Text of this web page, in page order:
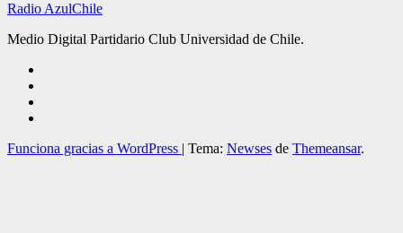
Radio AzulChile
Medio Digital Partidario Club Universidad de Chile.
Funciona gracias a WordPress | Tema: Newses de Themeansar.